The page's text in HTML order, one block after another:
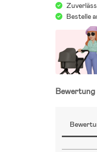
Bestelle
Bewertung